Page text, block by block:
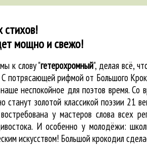
мощно и свежо!
к слову "гетерохромный", делая всё,
потрясающей рифмой от Большого
неспокойное для поэтов время. Со
золотой классикой поэзии 21
у мастеров слова всех
И особенно у молодёжи:
искусством! Большой крокодил